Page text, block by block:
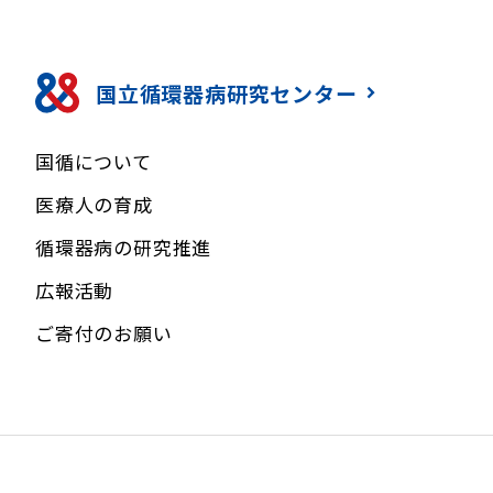
国立循環器病研究センター
国循について
医療人の育成
循環器病の研究推進
広報活動
ご寄付のお願い